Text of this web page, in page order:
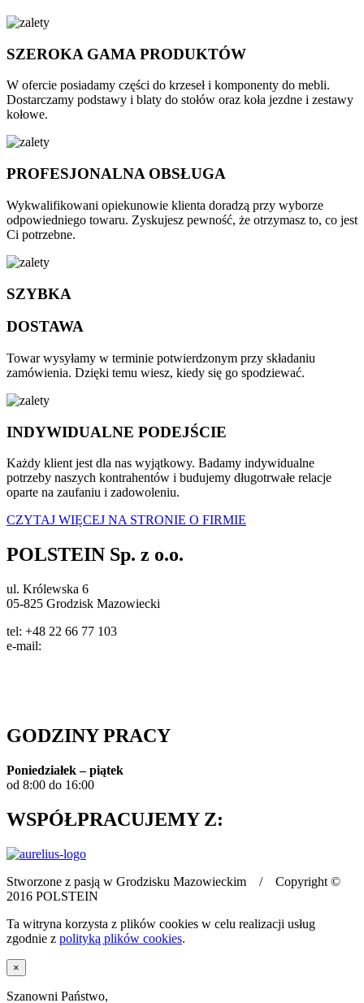
SZEROKA GAMA PRODUKTÓW
W ofercie posiadamy części do krzeseł i komponenty do mebli.
Dostarczamy podstawy i blaty do stołów oraz koła jezdne i zestawy
kołowe.
PROFESJONALNA OBSŁUGA
Wykwalifikowani opiekunowie klienta doradzą przy wyborze
odpowiedniego towaru. Zyskujesz pewność, że otrzymasz to, co jest
Ci potrzebne.
SZYBKA
DOSTAWA
Towar wysyłamy w terminie potwierdzonym przy składaniu
zamówienia. Dzięki temu wiesz, kiedy się go spodziewać.
INDYWIDUALNE PODEJŚCIE
Każdy klient jest dla nas wyjątkowy. Badamy indywidualne
potrzeby naszych kontrahentów i budujemy długotrwałe relacje
oparte na zaufaniu i zadowoleniu.
CZYTAJ WIĘCEJ NA STRONIE O FIRMIE
POLSTEIN Sp. z o.o.
ul. Królewska 6
05-825 Grodzisk Mazowiecki
tel: +48 22 66 77 103
e-mail:
GODZINY PRACY
Poniedziałek – piątek
od 8:00 do 16:00
WSPÓŁPRACUJEMY Z:
Stworzone z pasją w Grodzisku Mazowieckim / Copyright ©
2016 POLSTEIN
Ta witryna korzysta z plików cookies w celu realizacji usług
zgodnie z polityką plików cookies.
×
Szanowni Państwo,